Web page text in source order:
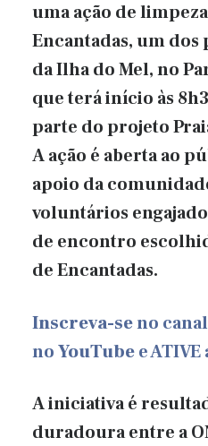
uma ação de
Encantadas, um dos
da Ilha do Mel, no
que terá início às
parte do projeto
A ação é aberta ao
apoio da
voluntários
de encontro
de Encantadas.
Inscreva-seno
noYouTubee
A iniciativa é
duradoura entre a